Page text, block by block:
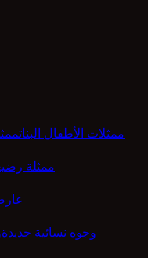
ممثلات الأطفال البنات
ممثلة
وجوه نسائية جديدة